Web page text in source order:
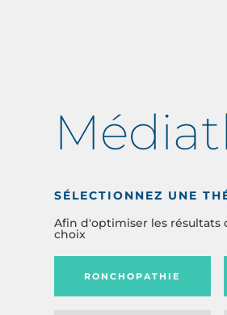
SÉLECTIONNEZ UNE
Afin d'optimiser les résultats
choix
RONCHOPATHIE